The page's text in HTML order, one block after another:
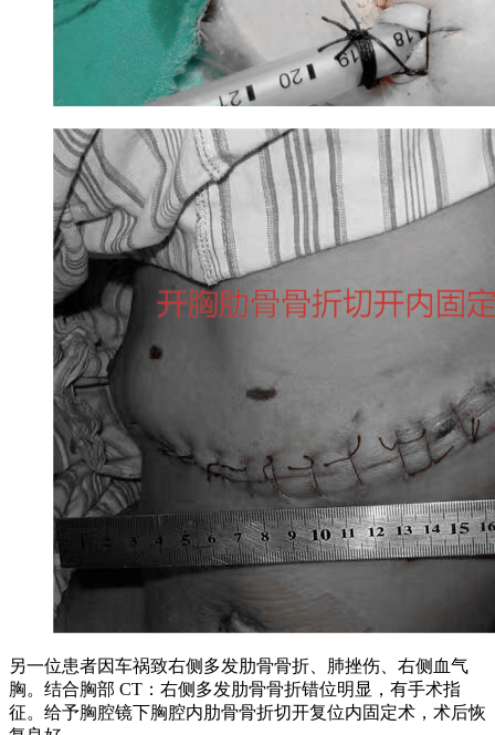
另一位患者因车祸致右侧多发肋骨骨折、肺挫伤、右侧血气
胸。结合胸部 CT：右侧多发肋骨骨折错位明显，有手术指
征。给予胸腔镜下胸腔内肋骨骨折切开复位内固定术，术后恢